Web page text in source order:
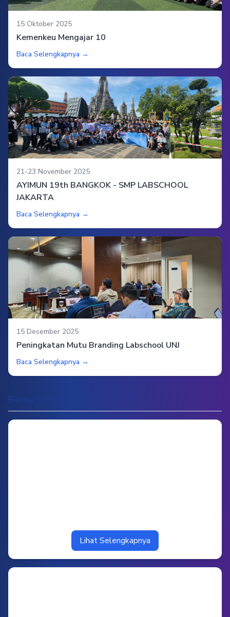
15 Oktober 2025
Kemenkeu Mengajar 10
Baca Selengkapnya →
21-23 November 2025
AYIMUN 19th BANGKOK - SMP LABSCHOOL
JAKARTA
Baca Selengkapnya →
15 Desember 2025
Peningkatan Mutu Branding Labschool UNJ
Baca Selengkapnya →
Berita di Situs Lain
Lihat Selengkapnya